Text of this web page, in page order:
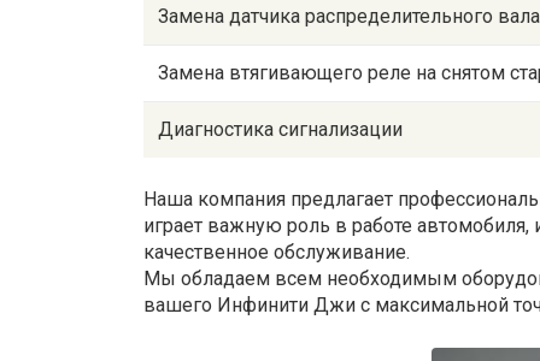
Замена датчика распределительного вала
Замена втягивающего реле на снятом
Диагностика сигнализации
Наша компания предлагает
играет важную роль в работе
качественное обслуживание.
Мы обладаем всем необходимым
вашего Инфинити Джи с максимальной